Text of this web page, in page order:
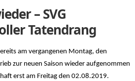
– SVG
Tatendrang
am vergangenen Montag, den
zur neuen Saison wieder aufgenommen
erst am Freitag den 02.08.2019.